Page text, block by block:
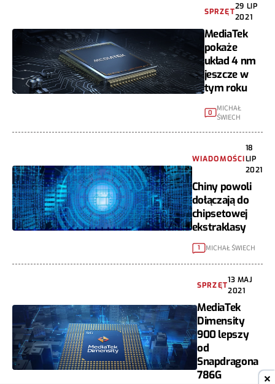
SPRZĘT
29 LIP
2021
MediaTek
pokaże
układ 4 nm
jeszcze w
tym roku
0
MICHAŁ
ŚWIECH
WIADOMOŚCI
18
LIP
2021
Chiny powoli
dołączają do
chipsetowej
ekstraklasy
1 MICHAŁ ŚWIECH
SPRZĘT
13 MAJ
2021
MediaTek
Dimensity
900 lepszy
od
Snapdragona
786G